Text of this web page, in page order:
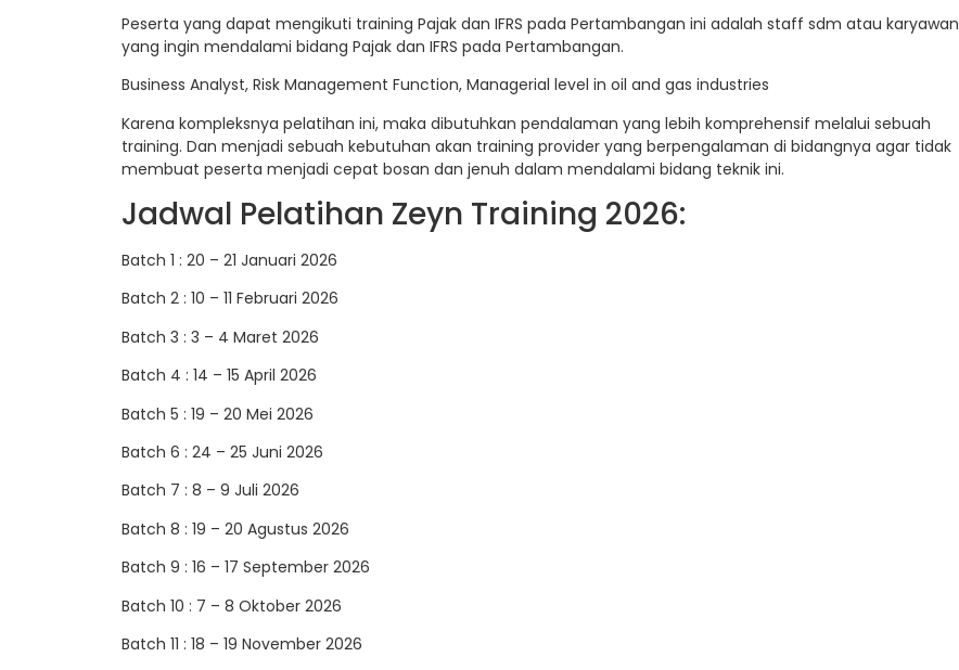
Peserta yang dapat mengikuti training Pajak dan IFRS pada Pertambangan ini adalah staff sdm atau karyawan
yang ingin mendalami bidang Pajak dan IFRS pada Pertambangan.
Business Analyst, Risk Management Function, Managerial level in oil and gas industries
Karena kompleksnya pelatihan ini, maka dibutuhkan pendalaman yang lebih komprehensif melalui sebuah
training. Dan menjadi sebuah kebutuhan akan training provider yang berpengalaman di bidangnya agar tidak
membuat peserta menjadi cepat bosan dan jenuh dalam mendalami bidang teknik ini.
Jadwal Pelatihan Zeyn Training 2026:
Batch 1 : 20 – 21 Januari 2026
Batch 2 : 10 – 11 Februari 2026
Batch 3 : 3 – 4 Maret 2026
Batch 4 : 14 – 15 April 2026
Batch 5 : 19 – 20 Mei 2026
Batch 6 : 24 – 25 Juni 2026
Batch 7 : 8 – 9 Juli 2026
Batch 8 : 19 – 20 Agustus 2026
Batch 9 : 16 – 17 September 2026
Batch 10 : 7 – 8 Oktober 2026
Batch 11 : 18 – 19 November 2026